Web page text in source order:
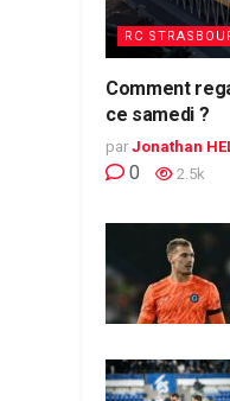
RC
Comment
ce samedi ?
par Jonathan
0 2.5k